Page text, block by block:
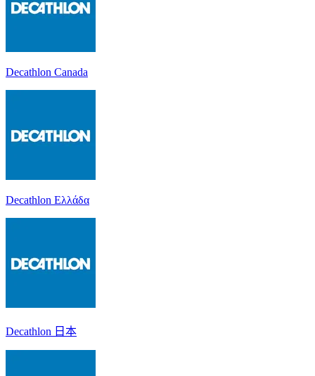
Decathlon Canada
Decathlon Ελλάδα
Decathlon 日本